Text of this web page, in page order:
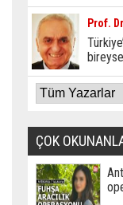
Prof.
ÇOK